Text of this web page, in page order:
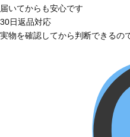
届いてからも安心です
30日返品対応
実物を確認してから判断できるの